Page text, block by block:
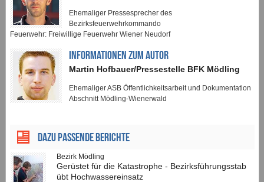
Ehemaliger Pressesprecher des
Bezirksfeuerwehrkommando
Feuerwehr: Freiwillige Feuerwehr Wiener Neudorf
INFORMATIONEN ZUM AUTOR
Martin Hofbauer/Pressestelle BFK Mödling
Ehemaliger ASB Öffentlichkeitsarbeit und Dokumentation
Abschnitt Mödling-Wienerwald
Dazu passende Berichte
Bezirk Mödling
Gerüstet für die Katastrophe - Bezirksführungsstab
übt Hochwassereinsatz